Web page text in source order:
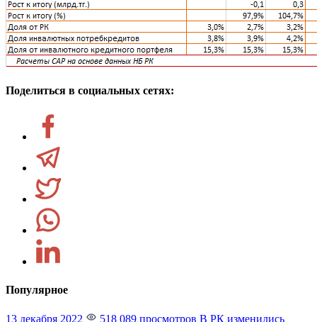
Поделиться в социальных сетях:
Популярное
13 декабря 2022 518 089 просмотров В РК изменились